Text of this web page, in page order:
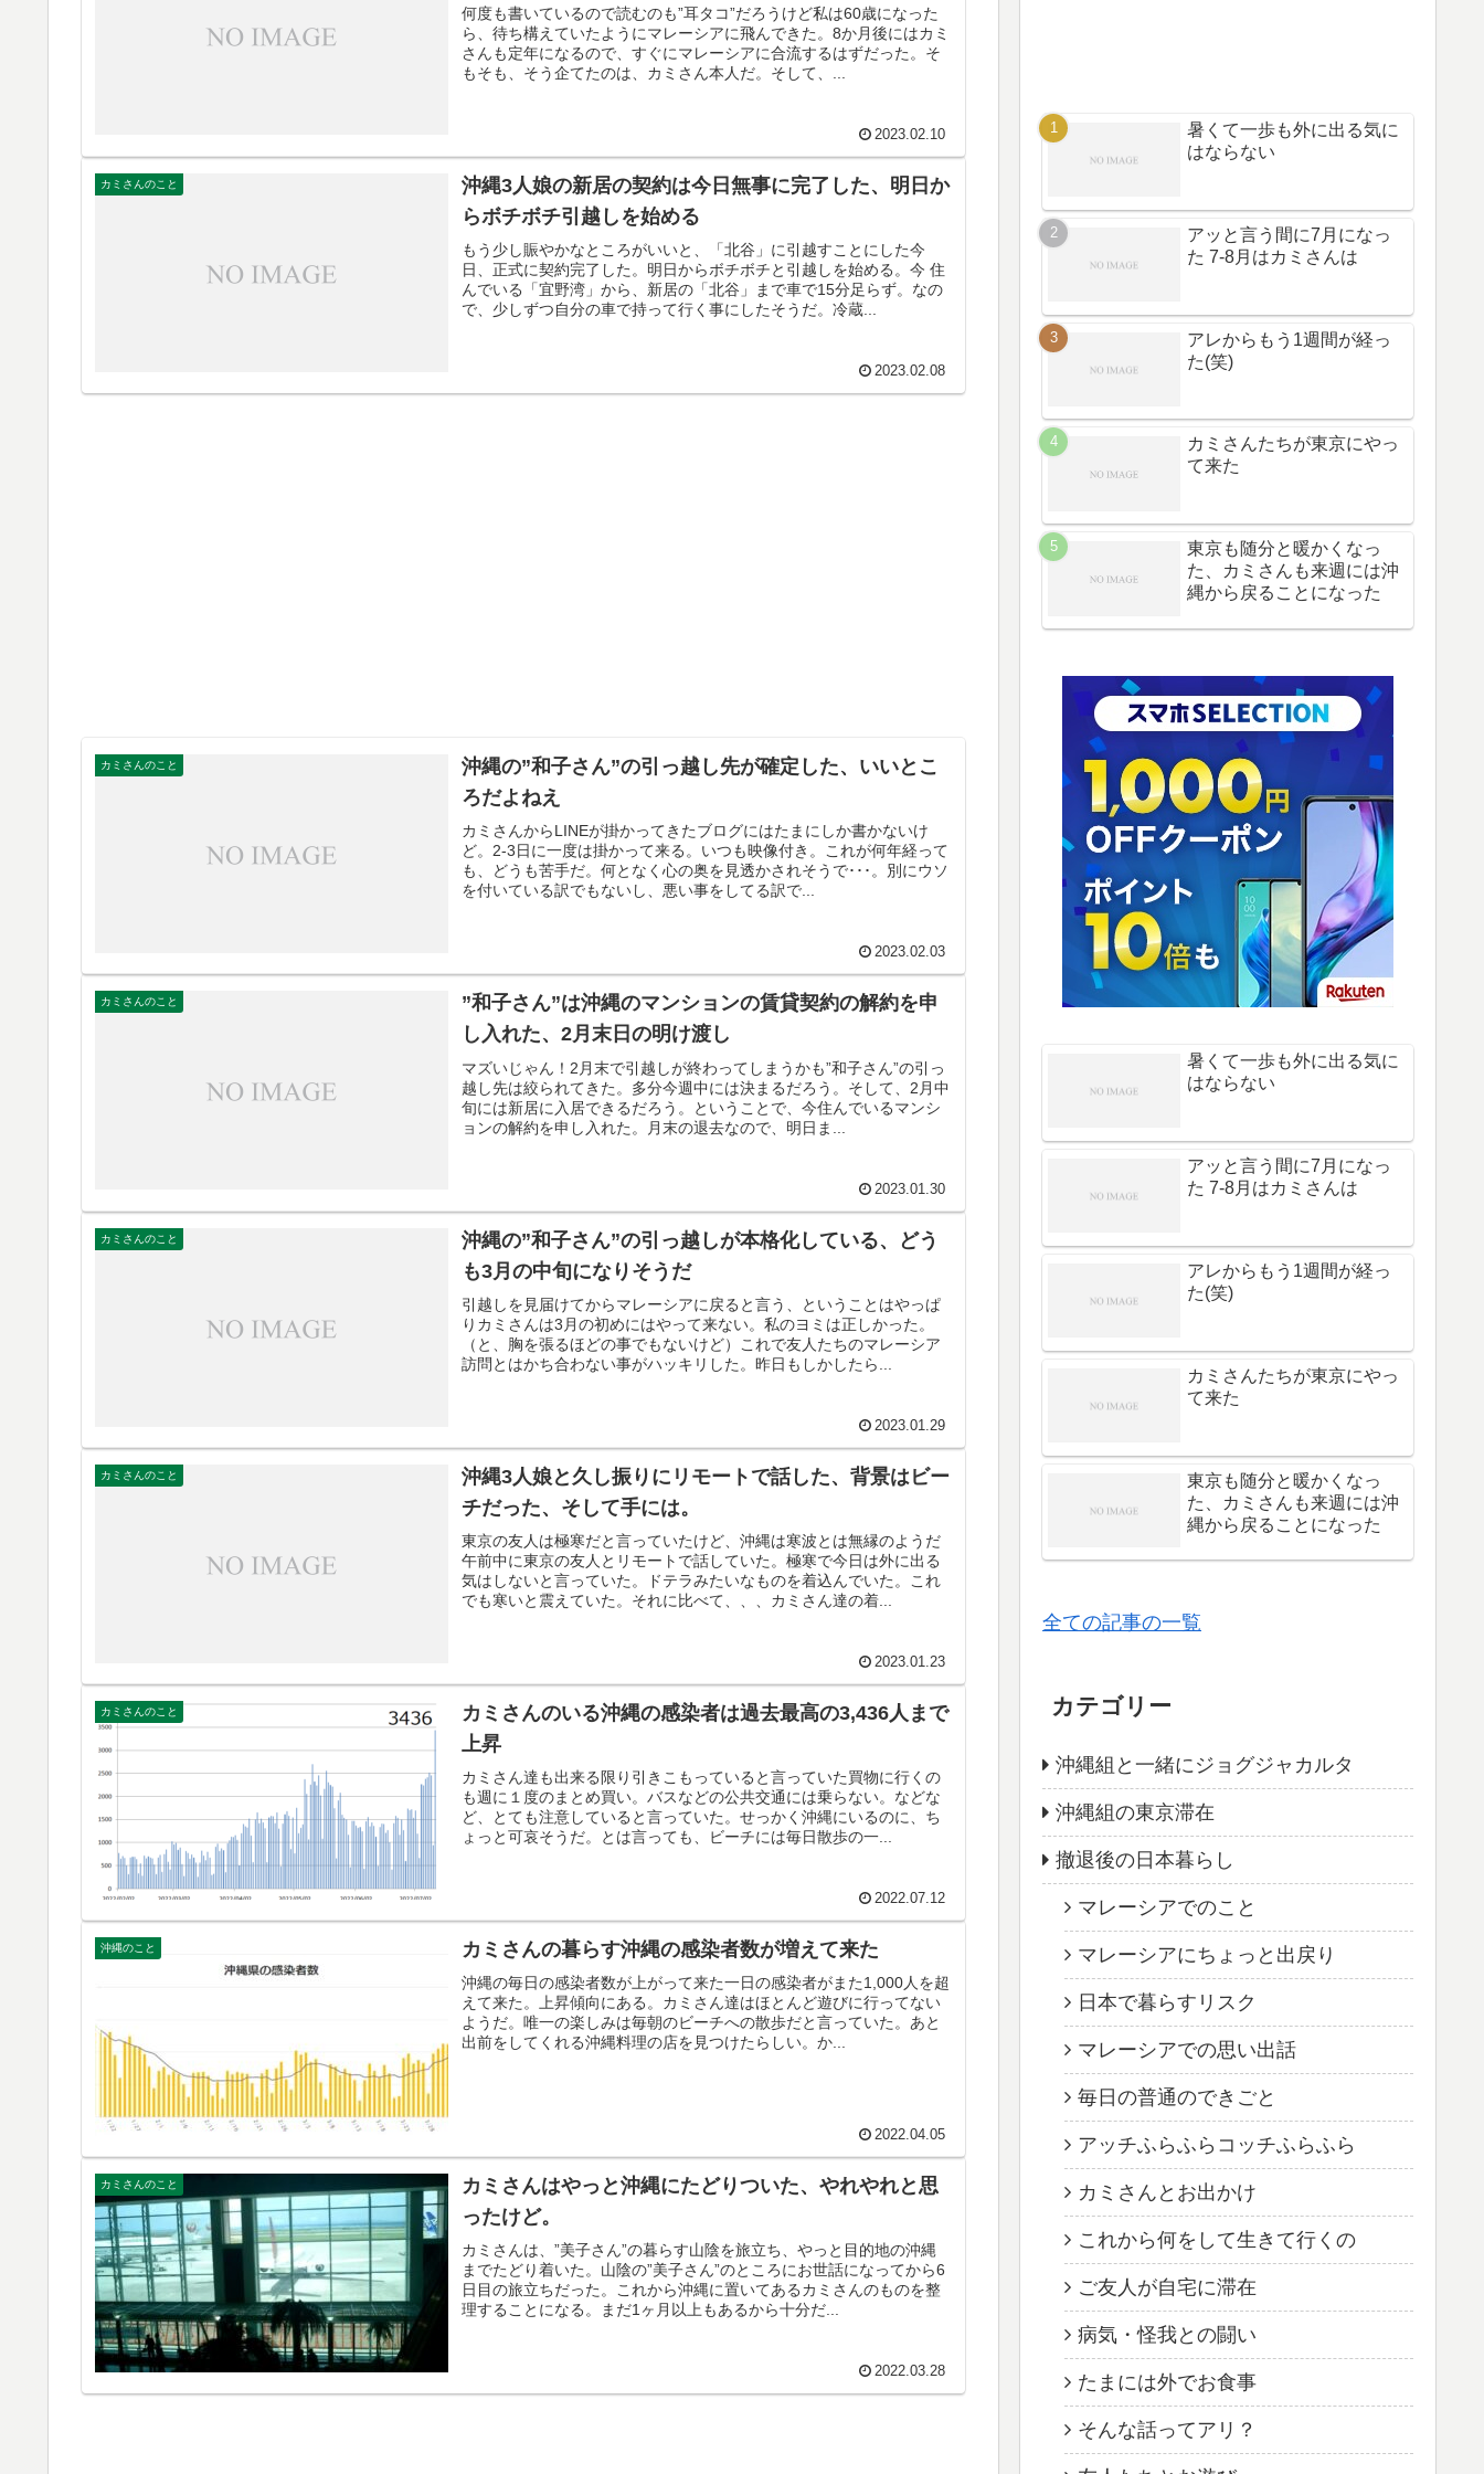
何度も書いているので読むのも”耳タコ”だろうけど私は60歳になった
ら、待ち構えていたようにマレーシアに飛んできた。8か月後にはカミ
さんも定年になるので、すぐにマレーシアに合流するはずだった。そ
もそも、そう企てたのは、カミさん本人だ。そして、...
2023.02.10
カミさんのこと
沖縄3人娘の新居の契約は今日無事に完了した、明日か
らボチボチ引越しを始める
もう少し賑やかなところがいいと、「北谷」に引越すことにした今
日、正式に契約完了した。明日からボチボチと引越しを始める。今 住
んでいる「宜野湾」から、新居の「北谷」まで車で15分足らず。なの
で、少しずつ自分の車で持って行く事にしたそうだ。冷蔵...
2023.02.08
カミさんのこと
沖縄の”和子さん”の引っ越し先が確定した、いいとこ
ろだよねえ
カミさんからLINEが掛かってきたブログにはたまにしか書かないけ
ど。2-3日に一度は掛かって来る。いつも映像付き。これが何年経って
も、どうも苦手だ。何となく心の奥を見透かされそうで･･･。別にウソ
を付いている訳でもないし、悪い事をしてる訳で...
2023.02.03
カミさんのこと
”和子さん”は沖縄のマンションの賃貸契約の解約を申
し入れた、2月末日の明け渡し
マズいじゃん！2月末で引越しが終わってしまうかも”和子さん”の引っ
越し先は絞られてきた。多分今週中には決まるだろう。そして、2月中
旬には新居に入居できるだろう。ということで、今住んでいるマンシ
ョンの解約を申し入れた。月末の退去なので、明日ま...
2023.01.30
カミさんのこと
沖縄の”和子さん”の引っ越しが本格化している、どう
も3月の中旬になりそうだ
引越しを見届けてからマレーシアに戻ると言う、ということはやっぱ
りカミさんは3月の初めにはやって来ない。私のヨミは正しかった。
（と、胸を張るほどの事でもないけど）これで友人たちのマレーシア
訪問とはかち合わない事がハッキリした。昨日もしかしたら...
2023.01.29
カミさんのこと
沖縄3人娘と久し振りにリモートで話した、背景はビー
チだった、そして手には。
東京の友人は極寒だと言っていたけど、沖縄は寒波とは無縁のようだ
午前中に東京の友人とリモートで話していた。極寒で今日は外に出る
気はしないと言っていた。ドテラみたいなものを着込んでいた。これ
でも寒いと震えていた。それに比べて、、、カミさん達の着...
2023.01.23
カミさんのこと
カミさんのいる沖縄の感染者は過去最高の3,436人まで
上昇
カミさん達も出来る限り引きこもっていると言っていた買物に行くの
も週に１度のまとめ買い。バスなどの公共交通には乗らない。などな
ど、とても注意していると言っていた。せっかく沖縄にいるのに、ち
ょっと可哀そうだ。とは言っても、ビーチには毎日散歩の一...
2022.07.12
沖縄のこと カミさんの暮らす沖縄の感染者数が増えて来た
沖縄の毎日の感染者数が上がって来た一日の感染者がまた1,000人を超
えて来た。上昇傾向にある。カミさん達はほとんど遊びに行ってない
ようだ。唯一の楽しみは毎朝のビーチへの散歩だと言っていた。あと
出前をしてくれる沖縄料理の店を見つけたらしい。か...
2022.04.05
カミさんのこと
カミさんはやっと沖縄にたどりついた、やれやれと思
ったけど。
カミさんは、”美子さん”の暮らす山陰を旅立ち、やっと目的地の沖縄
までたどり着いた。山陰の”美子さん”のところにお世話になってから6
日目の旅立ちだった。これから沖縄に置いてあるカミさんのものを整
理することになる。まだ1ヶ月以上もあるから十分だ...
2022.03.28
暑くて一歩も外に出る気に
はならない
アッと言う間に7月になっ
た 7-8月はカミさんは
アレからもう1週間が経っ
た(笑)
カミさんたちが東京にやっ
て来た
東京も随分と暖かくなっ
た、カミさんも来週には沖
縄から戻ることになった
暑くて一歩も外に出る気に
はならない
アッと言う間に7月になっ
た 7-8月はカミさんは
アレからもう1週間が経っ
た(笑)
カミさんたちが東京にやっ
て来た
東京も随分と暖かくなっ
た、カミさんも来週には沖
縄から戻ることになった
全ての記事の一覧
カテゴリー
沖縄組と一緒にジョグジャカルタ
沖縄組の東京滞在
撤退後の日本暮らし
マレーシアでのこと
マレーシアにちょっと出戻り
日本で暮らすリスク
マレーシアでの思い出話
毎日の普通のできごと
アッチふらふらコッチふらふら
カミさんとお出かけ
これから何をして生きて行くの
ご友人が自宅に滞在
病気・怪我との闘い
たまには外でお食事
そんな話ってアリ？